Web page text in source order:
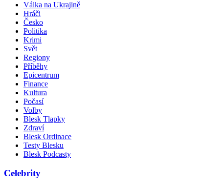
Válka na Ukrajině
Hráči
Česko
Politika
Krimi
Svět
Regiony
Příběhy
Epicentrum
Finance
Kultura
Počasí
Volby
Blesk Tlapky
Zdraví
Blesk Ordinace
Testy Blesku
Blesk Podcasty
Celebrity